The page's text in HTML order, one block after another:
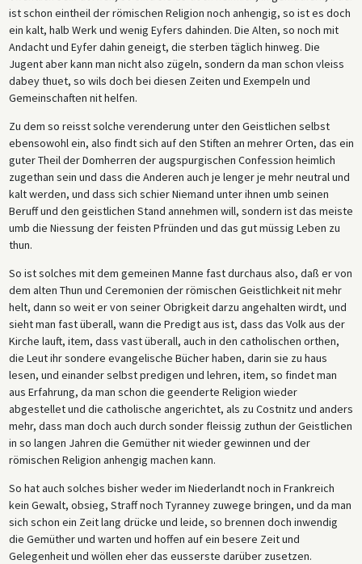
ist schon eintheil der römischen Religion noch anhengig, so ist es doch
ein kalt, halb Werk und wenig Eyfers dahinden. Die Alten, so noch mit
Andacht und Eyfer dahin geneigt, die sterben täglich hinweg. Die
Jugent aber kann man nicht also zügeln, sondern da man schon vleiss
dabey thuet, so wils doch bei diesen Zeiten und Exempeln und
Gemeinschaften nit helfen.
Zu dem so reisst solche verenderung unter den Geistlichen selbst
ebensowohl ein, also findt sich auf den Stiften an mehrer Orten, das ein
guter Theil der Domherren der augspurgischen Confession heimlich
zugethan sein und dass die Anderen auch je lenger je mehr neutral und
kalt werden, und dass sich schier Niemand unter ihnen umb seinen
Beruff und den geistlichen Stand annehmen will, sondern ist das meiste
umb die Niessung der feisten Pfründen und das gut müssig Leben zu
thun.
So ist solches mit dem gemeinen Manne fast durchaus also, daß er von
dem alten Thun und Ceremonien der römischen Geistlichkeit nit mehr
helt, dann so weit er von seiner Obrigkeit darzu angehalten wirdt, und
sieht man fast überall, wann die Predigt aus ist, dass das Volk aus der
Kirche lauft, item, dass vast überall, auch in den catholischen orthen,
die Leut ihr sondere evangelische Bücher haben, darin sie zu haus
lesen, und einander selbst predigen und lehren, item, so findet man
aus Erfahrung, da man schon die geenderte Religion wieder
abgestellet und die catholische angerichtet, als zu Costnitz und anders
mehr, dass man doch auch durch sonder fleissig zuthun der Geistlichen
in so langen Jahren die Gemüther nit wieder gewinnen und der
römischen Religion anhengig machen kann.
So hat auch solches bisher weder im Niederlandt noch in Frankreich
kein Gewalt, obsieg, Straff noch Tyranney zuwege bringen, und da man
sich schon ein Zeit lang drücke und leide, so brennen doch inwendig
die Gemüther und warten und hoffen auf ein besere Zeit und
Gelegenheit und wöllen eher das eusserste darüber zusetzen.